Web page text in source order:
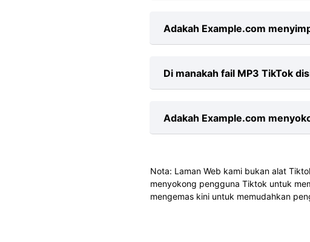
Sudah tentu, tiada had
bilangan lagu TikTok
Adakah Example.com
Tidak, kami tidak
TikTok Downloader adalah
Di manakah fail MP3 TikTok
Apabila anda menyimpan
boleh menukar ini dalam
Adakah Example.com
senarai main dan klik Muat
Nota: Laman Web kami bukan alat
menyokong pengguna Tiktok untuk
mengemas kini untuk memudahkan